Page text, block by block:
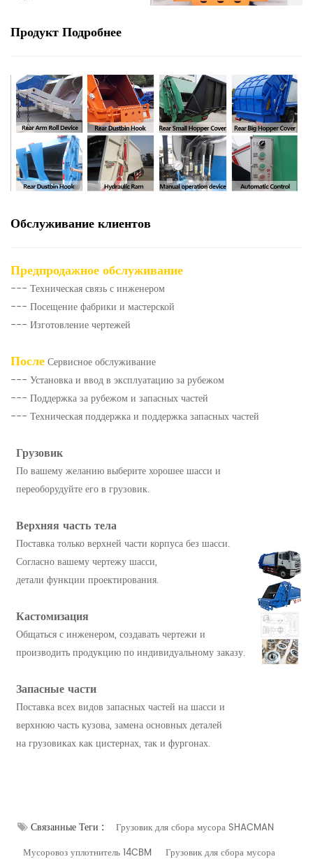
ПродуктПодробнее
Обслуживание клиентов
Предпродажное обслуживание
--- Техническая связь с инженером
--- Посещение фабрики и мастерской
--- Изготовление чертежей
ПослеСервисное обслуживание
--- Установка и ввод в эксплуатацию за рубежом
--- Поддержка за рубежом и запасных частей
--- Техническая поддержка и поддержка запасных частей
Грузовик
По вашему желанию выберите хорошее шасси и
переоборудуйте его в грузовик.
Верхняя часть тела
Поставка только верхней части корпуса без шасси.
Согласно вашему чертежу шасси,
детали функции проектирования.
Кастомизация
Общаться с инженером, создавать чертежи и
производить продукцию по индивидуальному заказу.
Запасные части
Поставка всех видов запасных частей на шасси и
верхнюю часть кузова, замена основных деталей
на грузовиках как цистернах, так и фургонах.
Связанные Теги :
Грузовик для сбора мусора SHACMAN
Мусоровоз уплотнитель 14CBM
Грузовик для сбора мусора